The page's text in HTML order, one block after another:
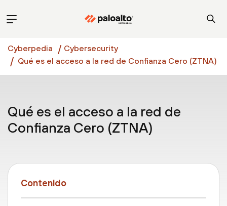
Cyberpedia
Cybersecurity
Qué es el acceso a la red de Confianza Cero (ZTNA)
Qué es el acceso a la red de
Confianza Cero (ZTNA)
Contenido